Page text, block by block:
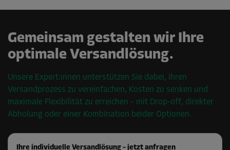
Gemeinsam gestalten wir Ihre
optimale Versandlösung.
Unsere Expert:innen unterstützen Sie dabei, Ihren
Versandprozess zu vereinfachen, Kosten zu senken und
maximale Flexibilität zu erreichen – mit Drop-off, direkter
Abholung oder einer Kombination beider Optionen.
Ihre individuelle Versandlösung – jetzt anfragen